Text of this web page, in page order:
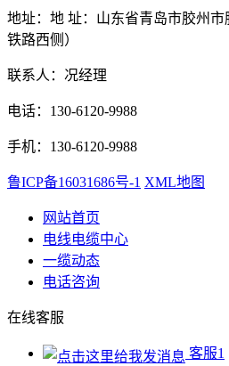
地址：地 址：山东省青岛市胶州
铁路西侧）
联系人：况经理
电话：130-6120-9988
手机：130-6120-9988
鲁ICP备16031686号-1 XML地图
网站首页
电线电缆中心
一缆动态
电话咨询
在线客服
客服1